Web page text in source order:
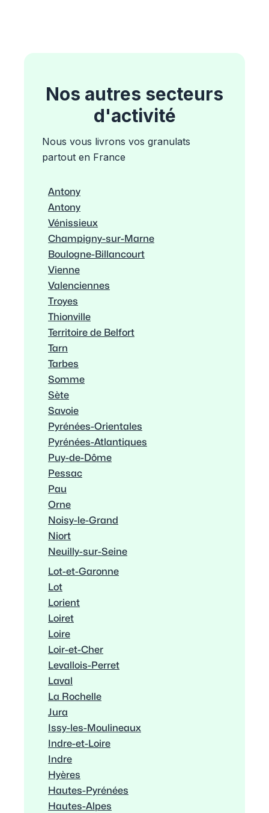
Nos autres secteurs
d'activité
Nous vous livrons vos granulats
partout en France
Antony
Antony
Vénissieux
Champigny-sur-Marne
Boulogne-Billancourt
Vienne
Valenciennes
Troyes
Thionville
Territoire de Belfort
Tarn
Tarbes
Somme
Sète
Savoie
Pyrénées-Orientales
Pyrénées-Atlantiques
Puy-de-Dôme
Pessac
Pau
Orne
Noisy-le-Grand
Niort
Neuilly-sur-Seine
Lot-et-Garonne
Lot
Lorient
Loiret
Loire
Loir-et-Cher
Levallois-Perret
Laval
La Rochelle
Jura
Issy-les-Moulineaux
Indre-et-Loire
Indre
Hyères
Hautes-Pyrénées
Hautes-Alpes